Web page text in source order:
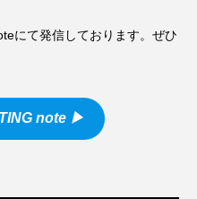
にて発信しております。ぜひ
note ▶︎